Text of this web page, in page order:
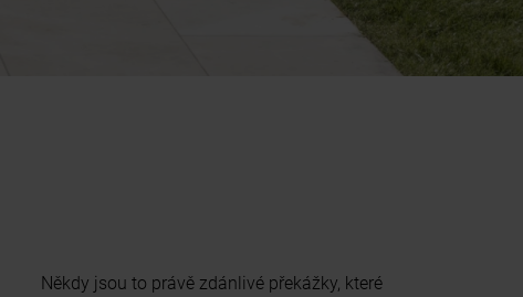
Někdy jsou to právě zdánlivé překážky, které